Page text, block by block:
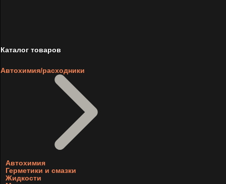
Каталог товаров
Автохимия/расходники
Автохимия
Герметики и смазки
Жидкости